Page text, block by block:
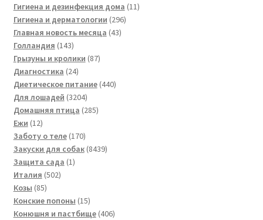
товаров
Гигиена и дезинфекция дома 1111
Гигиена и дерматологии 296296
Главная новость месяца 4343
Голландия 143143
товара
Грызуны и кролики 8787
Диагностика 2424
товара
Диетическое питание 440440
Для лошадей 32043204
товара
Домашняя птица 285285
Ежи 1212
товаров
Заботу о теле 170170
товаров
Закуски для собак 84398439
Защита сада 11
Италия 502502
Козы 8585
товаров
Конские попоны 1515
товаров
Конюшня и пастбище 406406